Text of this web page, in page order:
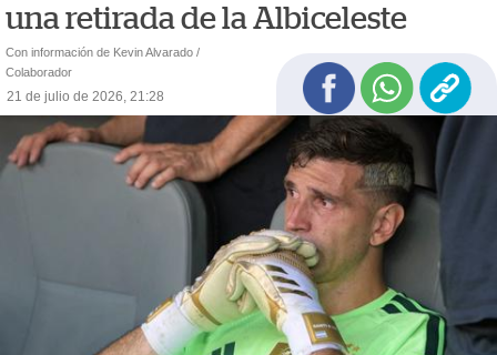
una retirada de la Albiceleste
Con información de Kevin Alvarado /
Colaborador
21 de julio de 2026, 21:28